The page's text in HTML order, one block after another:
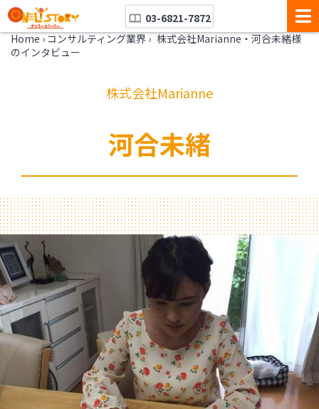
03-6821-7872
Home › コンサルティング業界 › 株式会社Marianne・河合未緒様
のインタビュー
株式会社Marianne
河合未緒